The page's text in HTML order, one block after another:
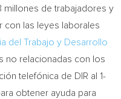
millones de trabajadores y
con las leyes laborales
del Trabajo y Desarrollo
no relacionadas con los
telefónica de DIR al 1-
obtener ayuda para